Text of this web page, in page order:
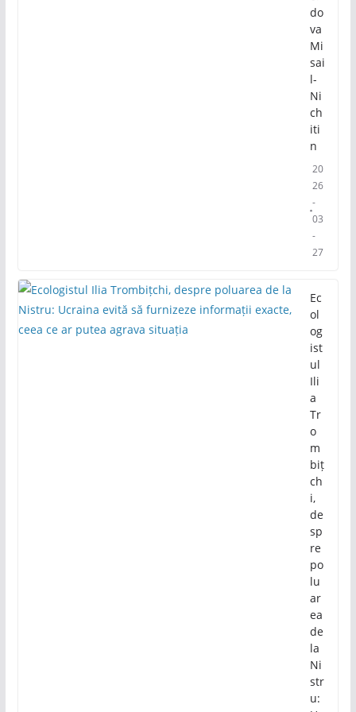
do
va
Mi
sai
l-
Ni
ch
iti
n
20
26
-
03
-
27
Ec
ol
og
ist
ul
Ili
a
Tr
o
m
biț
ch
i,
de
sp
re
po
lu
ar
ea
de
la
Ni
str
u: